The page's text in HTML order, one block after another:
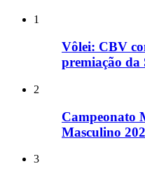
1
Vôlei: CBV
premiação da
2
Campeonato
Masculino
3